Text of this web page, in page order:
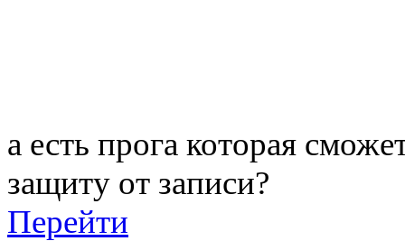
а есть прога которая
защиту от записи?
Перейти